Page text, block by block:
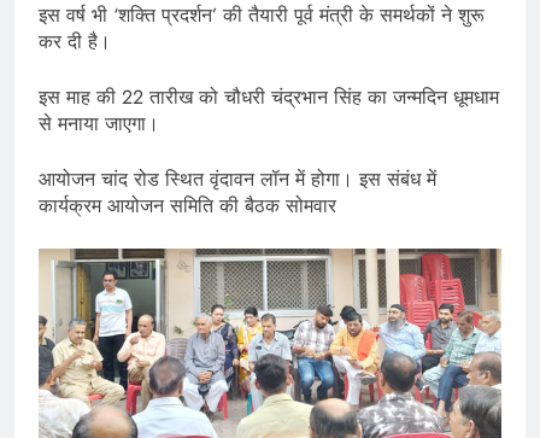
इस वर्ष भी ‘शक्ति प्रदर्शन’ की तैयारी पूर्व मंत्री के समर्थकों ने शुरू
कर दी है।
इस माह की 22 तारीख को चौधरी चंद्रभान सिंह का जन्मदिन धूमधाम
से मनाया जाएगा।
आयोजन चांद रोड स्थित वृंदावन लॉन में होगा। इस संबंध में
कार्यक्रम आयोजन समिति की बैठक सोमवार